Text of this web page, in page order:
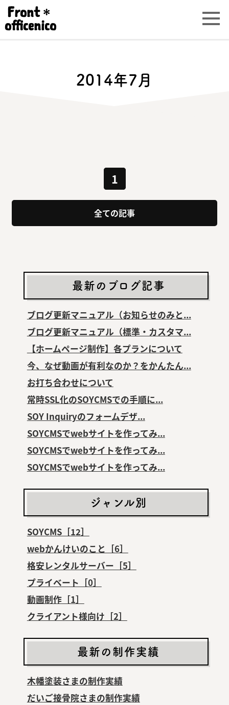
Front＊
officenico
2014年7月
1
全ての記事
最新のブログ記事
ブログ更新マニュアル（お知らせのみと...
ブログ更新マニュアル（標準・カスタマ...
【ホームページ制作】各プランについて
今、なぜ動画が有利なのか？をかんたん...
お打ち合わせについて
常時SSL化のSOYCMSでの手順に...
SOY Inquiryのフォームデザ...
SOYCMSでwebサイトを作ってみ...
SOYCMSでwebサイトを作ってみ...
SOYCMSでwebサイトを作ってみ...
ジャンル別
SOYCMS［12］
webかんけいのこと［6］
格安レンタルサーバー［5］
プライベート［0］
動画制作［1］
クライアント様向け［2］
最新の制作実績
木幡塗装さまの制作実績
だいご接骨院さまの制作実績